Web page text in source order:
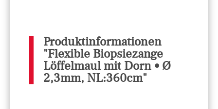
Produktinformationen
"Flexible Biopsiezange
Löffelmaul mit Dorn • Ø
2,3mm, NL:360cm"